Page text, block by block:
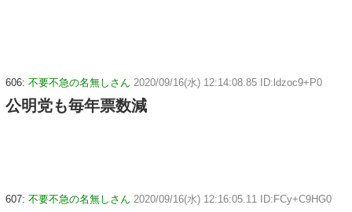
606: 不要不急の名無しさん 2020/09/16(水) 12:14:08.85 ID:ldzoc9+P0
公明党も毎年票数減
607: 不要不急の名無しさん 2020/09/16(水) 12:16:05.11 ID:FCy+C9HG0